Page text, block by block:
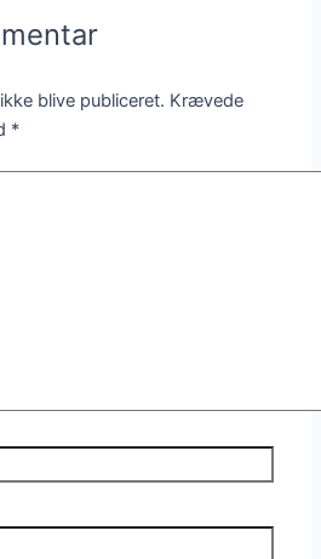
blive publiceret. Krævede
*